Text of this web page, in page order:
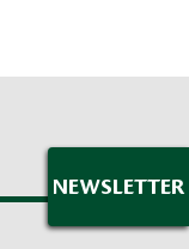
NEWSLETTER